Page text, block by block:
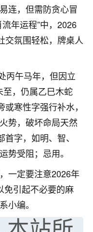
连，但需防贪心冒
年运程”中，2026
交氛围轻松，牌桌人
丙午马年，但因立
，仍属乙巳木蛇
寒性字强行补水，
势，破坏命局天然
首字，如明、智、
势受阻；忌用。
一定要注意2026年
免引起不必要的麻
小编。
我奶奶做超度，她今年
世，刚开始我经常
介绍，找到慧来老
再也没有梦到过
图个心安，给亡母
也不行。
11
兴趣
15